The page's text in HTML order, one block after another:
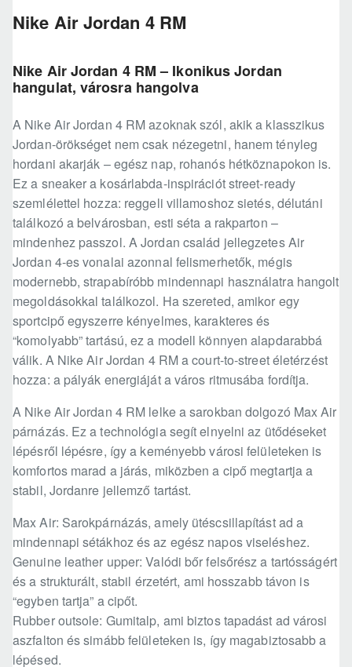
Nike Air Jordan 4 RM
Nike Air Jordan 4 RM – Ikonikus Jordan
hangulat, városra hangolva
A Nike Air Jordan 4 RM azoknak szól, akik a klasszikus
Jordan-örökséget nem csak nézegetni, hanem tényleg
hordani akarják – egész nap, rohanós hétköznapokon is.
Ez a sneaker a kosárlabda-inspirációt street-ready
szemlélettel hozza: reggeli villamoshoz sietés, délutáni
találkozó a belvárosban, esti séta a rakparton –
mindenhez passzol. A Jordan család jellegzetes Air
Jordan 4-es vonalai azonnal felismerhetők, mégis
modernebb, strapabíróbb mindennapi használatra hangolt
megoldásokkal találkozol. Ha szereted, amikor egy
sportcipő egyszerre kényelmes, karakteres és
“komolyabb” tartású, ez a modell könnyen alapdarabbá
válik. A Nike Air Jordan 4 RM a court-to-street életérzést
hozza: a pályák energiáját a város ritmusába fordítja.
A Nike Air Jordan 4 RM lelke a sarokban dolgozó Max Air
párnázás. Ez a technológia segít elnyelni az ütődéseket
lépésről lépésre, így a keményebb városi felületeken is
komfortos marad a járás, miközben a cipő megtartja a
stabil, Jordanre jellemző tartást.
Max Air: Sarokpárnázás, amely ütéscsillapítást ad a
mindennapi sétákhoz és az egész napos viseléshez.
Genuine leather upper: Valódi bőr felsőrész a tartósságért
és a strukturált, stabil érzetért, ami hosszabb távon is
“egyben tartja” a cipőt.
Rubber outsole: Gumitalp, ami biztos tapadást ad városi
aszfalton és simább felületeken is, így magabiztosabb a
lépésed.